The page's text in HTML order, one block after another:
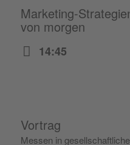
Marketing-
von morgen
14:45
Vortrag
Messen in